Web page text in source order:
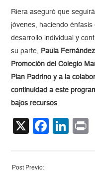
Riera aseguró que
jóvenes, haciendo
desarrollo individual y
su parte, Paula
Promoción del Colegio
Plan Padrino y a la
continuidad a este
bajos recursos.
X
Post Previo: